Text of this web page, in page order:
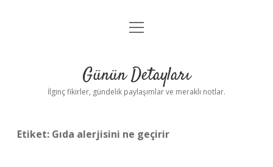
Gizlilik Politikası
Yasal Uyarı
menüyü
Günün Detayları
İlginç fikirler, gündelik paylaşımlar ve meraklı notlar.
Etiket: Gıda alerjisini ne geçirir